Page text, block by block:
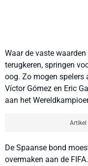
Waar de vaste
terugkeren, springen
oog. Zo mogen spelers
Víctor Gómez en Eric
aan het
Artikel
De Spaanse bond
overmaken aan de